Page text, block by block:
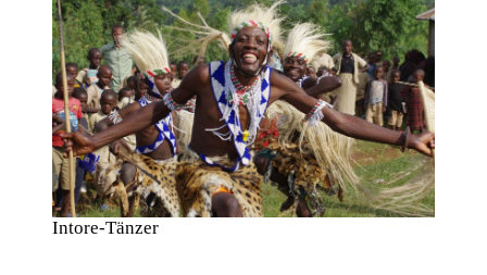
Intore-Tänzer